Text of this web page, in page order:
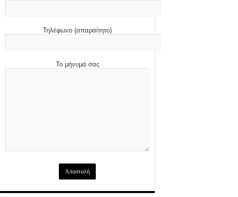
Τηλέφωνο (απαραίτητο)
Το μήνυμά σας